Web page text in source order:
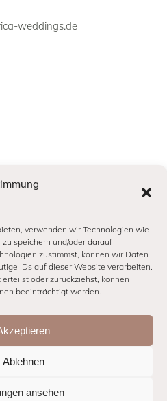
verwenden wir Technologien wie
speichern und/oder darauf
zustimmst, können wir Daten
IDs auf dieser Website verarbeiten.
oder zurückziehst, können
beeinträchtigt werden.
Ablehnen
ansehen
weddings.de